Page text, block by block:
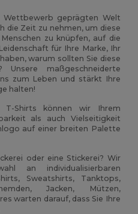
geprägten Welt
die Zeit zu nehmen, um diese
zu knüpfen, auf die
für Ihre Marke, Ihr
warum sollten Sie diese
maßgeschneiderte
zum Leben und stärkt Ihre
halten!
T-Shirts können wir Ihrem
als auch Vielseitigkeit
auf einer breiten Palette
oder eine Stickerei? Wir
an individualisierbaren
Sweatshirts, Tanktops,
Jacken, Mützen,
warten darauf, dass Sie Ihre